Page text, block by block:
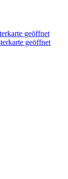
geöffnet
geöffnet